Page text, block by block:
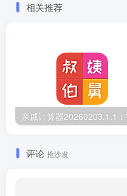
相关推荐
评论 抢沙发